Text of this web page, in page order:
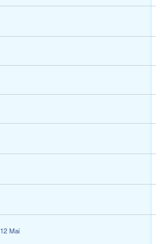
12 Mai